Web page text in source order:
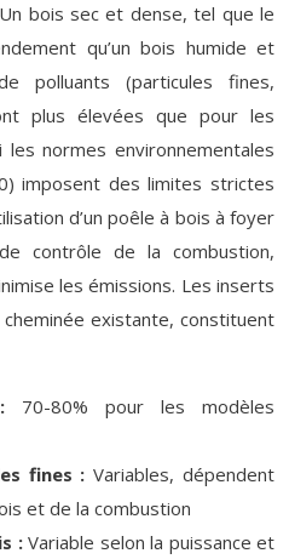
bois sec et dense, tel que le
qu’un bois humide et
polluants (particules fines,
plus élevées que pour les
normes environnementales
imposent des limites strictes
d’un poêle à bois à foyer
contrôle de la combustion,
les émissions. Les inserts
existante, constituent
70-80% pour les modèles
fines :Variables, dépendent
et de la combustion
: Variable selon la puissance et